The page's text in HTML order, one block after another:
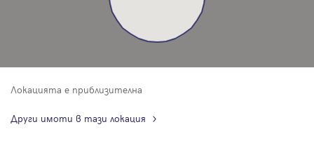
Локацията е приблизителна
Други имоти в тази локация